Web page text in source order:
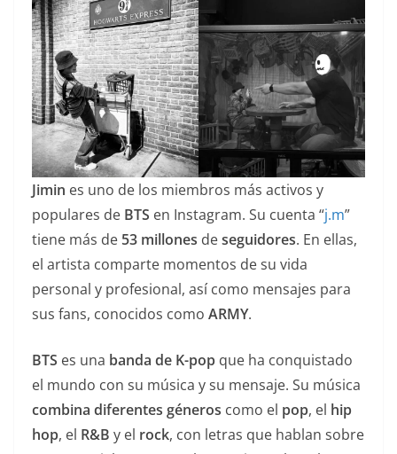
Jimin es uno de los miembros más activos y
populares de BTS en Instagram. Su cuenta “j.m”
tiene más de 53 millones deseguidores. En ellas,
el artista comparte momentos de su vida
personal y profesional, así como mensajes para
sus fans, conocidos como ARMY.
BTS es una banda de K-pop que ha conquistado
el mundo con su música y su mensaje. Su música
combina diferentes géneros como el pop, el hip
hop, el R&B y el rock, con letras que hablan sobre